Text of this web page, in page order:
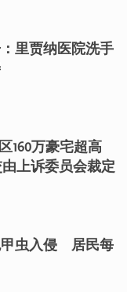
里贾纳医院洗手
160万豪宅超高
上诉委员会裁定
甲虫入侵 居民每